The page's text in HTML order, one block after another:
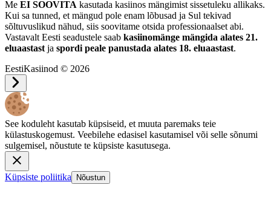
Me EI SOOVITA kasutada kasiinos mängimist sissetuleku allikaks.
Kui sa tunned, et mängud pole enam lõbusad ja Sul tekivad
sõltuvuslikud nähud, siis soovitame otsida professionaalset abi.
Vastavalt Eesti seadustele saab kasiinomänge mängida alates 21.
eluaastast ja spordi peale panustada alates 18. eluaastast.
EestiKasiinod © 2026
See koduleht kasutab küpsiseid, et muuta paremaks teie
külastuskogemust. Veebilehe edasisel kasutamisel või selle sõnumi
sulgemisel, nõustute te küpsiste kasutusega.
Küpsiste poliitika Nõustun